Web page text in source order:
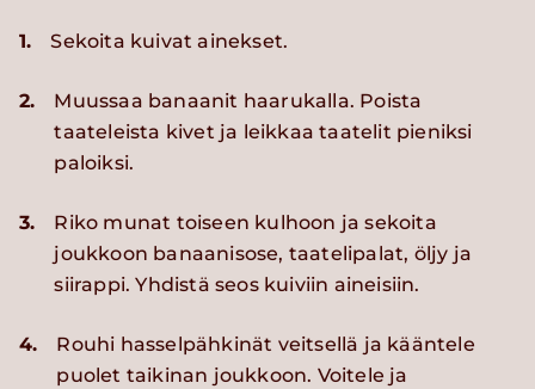
1. Sekoita kuivat ainekset.
2.
Muussaa banaanit haarukalla. Poista
taateleista kivet ja leikkaa taatelit pieniksi
paloiksi.
3.
Riko munat toiseen kulhoon ja sekoita
joukkoon banaanisose, taatelipalat, öljy ja
siirappi. Yhdistä seos kuiviin aineisiin.
4.
Rouhi hasselpähkinät veitsellä ja kääntele
puolet taikinan joukkoon. Voitele ja